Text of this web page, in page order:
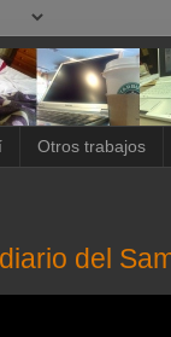
Otros trabajos
del